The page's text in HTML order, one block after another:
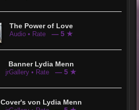
The Power of Love
Audio • Rate — 5 ★
Banner Lydia Menn
jrGallery • Rate — 5 ★
Cover's von Lydia Menn